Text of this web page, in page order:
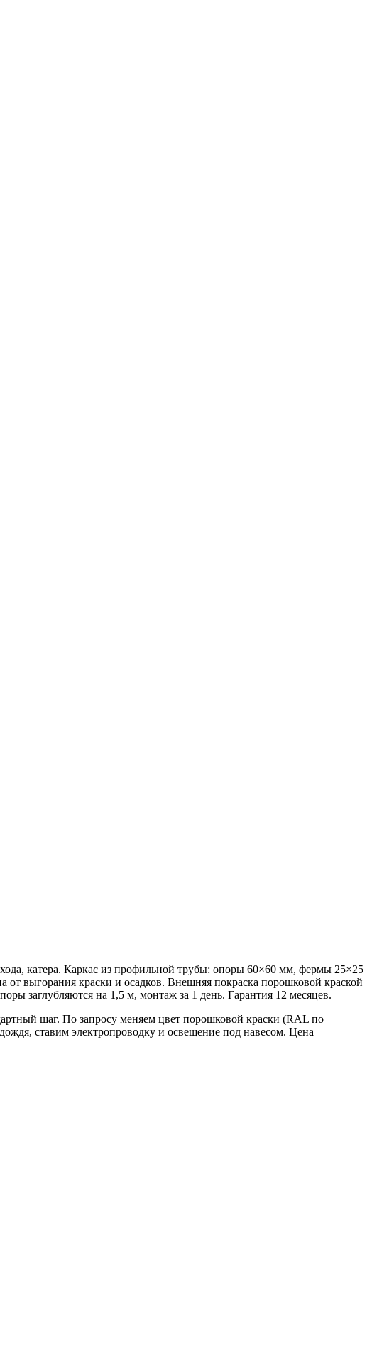
катера. Каркас из профильной трубы: опоры 60×60 мм, фермы 25×25
выгорания краски и осадков. Внешняя покраска порошковой краской
заглубляются на 1,5 м, монтаж за 1 день. Гарантия 12 месяцев.
шаг. По запросу меняем цвет порошковой краски (RAL по
ставим электропроводку и освещение под навесом. Цена